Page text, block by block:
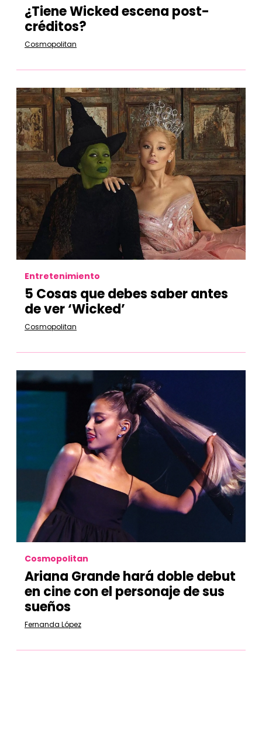
¿Tiene Wicked escena post-
créditos?
Cosmopolitan
Entretenimiento
5 Cosas que debes saber antes
de ver ‘Wicked’
Cosmopolitan
Cosmopolitan
Ariana Grande hará doble debut
en cine con el personaje de sus
sueños
Fernanda López